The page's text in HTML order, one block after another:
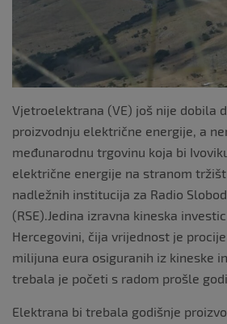
Vjetroelektrana (VE) još nije dobila
proizvodnju električne energije, a
međunarodnu trgovinu koja bi
električne energije na stranom
nadležnih institucija za Radio
(RSE).Jedina izravna kineska
Hercegovini, čija vrijednost je
milijuna eura osiguranih iz kineske
trebala je početi s radom prošle
Elektrana bi trebala godišnje